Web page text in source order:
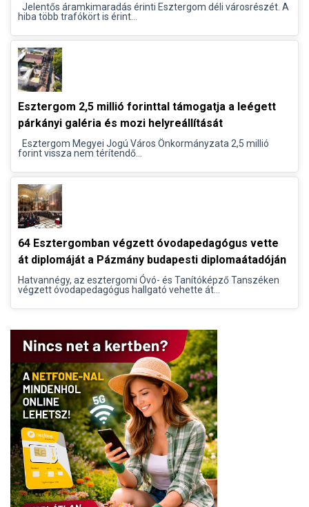
Jelentős áramkimaradás érinti Esztergom déli városrészét. A
hiba több trafókört is érint...
Esztergom 2,5 millió forinttal támogatja a leégett
párkányi galéria és mozi helyreállítását
Esztergom Megyei Jogú Város Önkormányzata 2,5 millió
forint vissza nem térítendő...
64 Esztergomban végzett óvodapedagógus vette
át diplomáját a Pázmány budapesti diplomaátadóján
Hatvannégy, az esztergomi Óvó- és Tanítóképző Tanszéken
végzett óvodapedagógus hallgató vehette át...